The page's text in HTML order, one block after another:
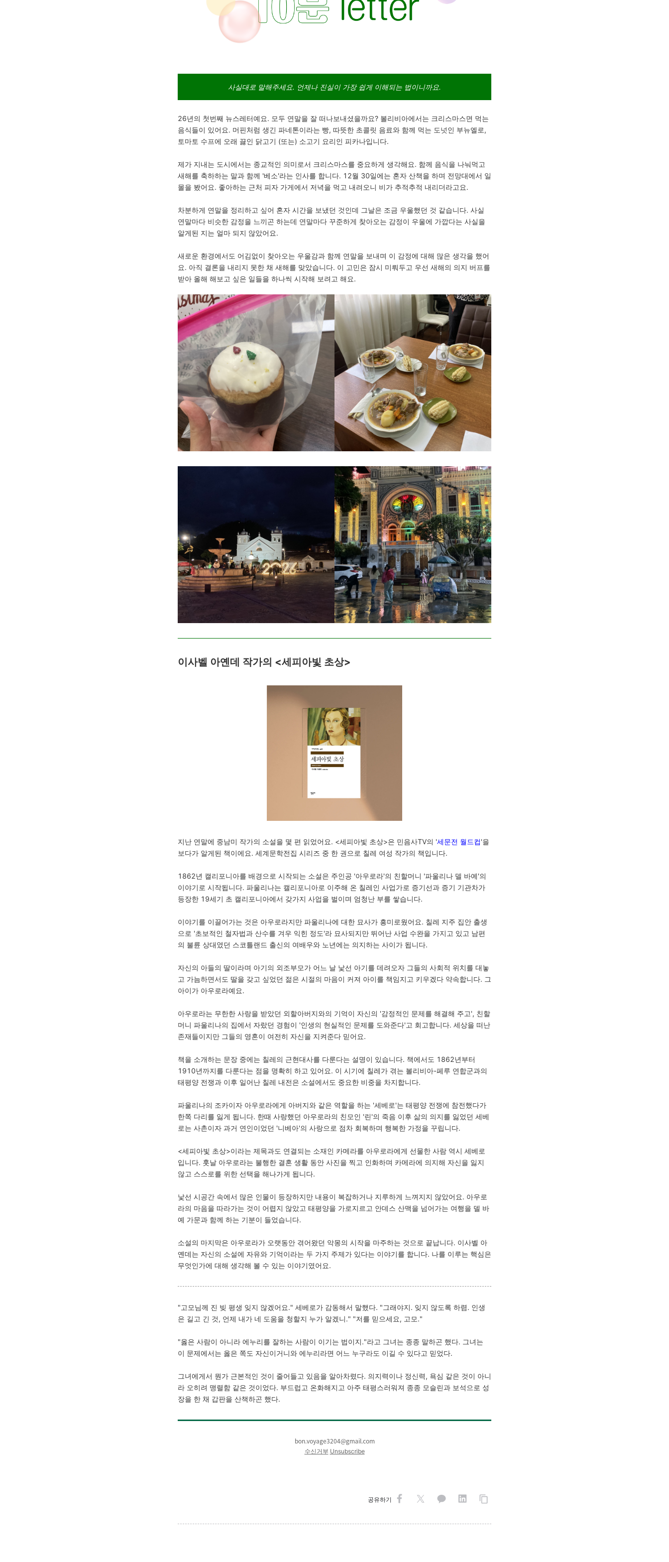
사실대로 말해주세요. 언제나 진실이 가장 쉽게 이해되는 법이니까요.
26년의 첫번째 뉴스레터예요. 모두 연말을 잘 떠나보내셨을까요? 볼리비아에서는 크리스마스면 먹는
음식들이 있어요. 머핀처럼 생긴 파네톤이라는 빵, 따뜻한 초콜릿 음료와 함께 먹는 도넛인 부뉴엘로,
토마토 수프에 오래 끓인 닭고기 (또는) 소고기 요리인 피카나입니다.
제가 지내는 도시에서는 종교적인 의미로서 크리스마스를 중요하게 생각해요. 함께 음식을 나눠먹고
새해를 축하하는 말과 함께 '베소'라는 인사를 합니다. 12월 30일에는 혼자 산책을 하며 전망대에서 일
몰을 봤어요. 좋아하는 근처 피자 가게에서 저녁을 먹고 내려오니 비가 추적추적 내리더라고요.
차분하게 연말을 정리하고 싶어 혼자 시간을 보냈던 것인데 그날은 조금 우울했던 것 같습니다. 사실
연말마다 비슷한 감정을 느끼곤 하는데 연말마다 꾸준하게 찾아오는 감정이 우울에 가깝다는 사실을
알게된 지는 얼마 되지 않았어요.
새로운 환경에서도 어김없이 찾아오는 우울감과 함께 연말을 보내며 이 감정에 대해 많은 생각을 했어
요. 아직 결론을 내리지 못한 채 새해를 맞았습니다. 이 고민은 잠시 미뤄두고 우선 새해의 의지 버프를
받아 올해 해보고 싶은 일들을 하나씩 시작해 보려고 해요.
이사벨 아옌데 작가의 <세피아빛 초상>
지난 연말에 중남미 작가의 소설을 몇 편 읽었어요. <세피아빛 초상>은 민음사TV의 '세문전 월드컵'을
보다가 알게된 책이에요. 세계문학전집 시리즈 중 한 권으로 칠레 여성 작가의 책입니다.
1862년 캘리포니아를 배경으로 시작되는 소설은 주인공 '아우로라'의 친할머니 '파울리나 델 바예'의
이야기로 시작됩니다. 파울리나는 캘리포니아로 이주해 온 칠레인 사업가로 증기선과 증기 기관차가
등장한 19세기 초 캘리포니아에서 갖가지 사업을 벌이며 엄청난 부를 쌓습니다.
이야기를 이끌어가는 것은 아우로라지만 파울리나에 대한 묘사가 흥미로웠어요. 칠레 지주 집안 출생
으로 '초보적인 철자법과 산수를 겨우 익힌 정도'라 묘사되지만 뛰어난 사업 수완을 가지고 있고 남편
의 불륜 상대였던 스코틀랜드 출신의 여배우와 노년에는 의지하는 사이가 됩니다.
자신의 아들의 딸이라며 아기의 외조부모가 어느 날 낯선 아기를 데려오자 그들의 사회적 위치를 대놓
고 가늠하면서도 딸을 갖고 싶었던 젊은 시절의 마음이 커져 아이를 책임지고 키우겠다 약속합니다. 그
아이가 아우로라예요.
아우로라는 무한한 사랑을 받았던 외할아버지와의 기억이 자신의 '감정적인 문제를 해결해 주고', 친할
머니 파울리나의 집에서 자랐던 경험이 '인생의 현실적인 문제를 도와준다'고 회고합니다. 세상을 떠난
존재들이지만 그들의 영혼이 여전히 자신을 지켜준다 믿어요.
책을 소개하는 문장 중에는 칠레의 근현대사를 다룬다는 설명이 있습니다. 책에서도 1862년부터
1910년까지를 다룬다는 점을 명확히 하고 있어요. 이 시기에 칠레가 겪는 볼리비아-페루 연합군과의
태평양 전쟁과 이후 일어난 칠레 내전은 소설에서도 중요한 비중을 차지합니다.
파울리나의 조카이자 아우로라에게 아버지와 같은 역할을 하는 '세베로'는 태평양 전쟁에 참전했다가
한쪽 다리를 잃게 됩니다. 한때 사랑했던 아우로라의 친모인 '린'의 죽음 이후 삶의 의지를 잃었던 세베
로는 사촌이자 과거 연인이었던 '니베아'의 사랑으로 점차 회복하며 행복한 가정을 꾸립니다.
<세피아빛 초상>이라는 제목과도 연결되는 소재인 카메라를 아우로라에게 선물한 사람 역시 세베로
입니다. 훗날 아우로라는 불행한 결혼 생활 동안 사진을 찍고 인화하며 카메라에 의지해 자신을 잃지
않고 스스로를 위한 선택을 해나가게 됩니다.
낯선 시공간 속에서 많은 인물이 등장하지만 내용이 복잡하거나 지루하게 느껴지지 않았어요. 아우로
라의 마음을 따라가는 것이 어렵지 않았고 태평양을 가로지르고 안데스 산맥을 넘어가는 여행을 델 바
예 가문과 함께 하는 기분이 들었습니다.
소설의 마지막은 아우로라가 오랫동안 겪어왔던 악몽의 시작을 마주하는 것으로 끝납니다. 이사벨 아
옌데는 자신의 소설에 자유와 기억이라는 두 가지 주제가 있다는 이야기를 합니다. 나를 이루는 핵심은
무엇인가에 대해 생각해 볼 수 있는 이야기였어요.
"고모님께 진 빚 평생 잊지 않겠어요." 세베로가 감동해서 말했다. "그래야지. 잊지 않도록 하렴. 인생
은 길고 긴 것, 언제 내가 네 도움을 청할지 누가 알겠니." "저를 믿으세요, 고모."
"옳은 사람이 아니라 에누리를 잘하는 사람이 이기는 법이지."라고 그녀는 종종 말하곤 했다. 그녀는
이 문제에서는 옳은 쪽도 자신이거니와 에누리라면 어느 누구라도 이길 수 있다고 믿었다.
그녀에게서 뭔가 근본적인 것이 줄어들고 있음을 알아차렸다. 의지력이나 정신력, 욕심 같은 것이 아니
라 오히려 맹렬함 같은 것이었다. 부드럽고 온화해지고 아주 태평스러워져 종종 모슬린과 보석으로 성
장을 한 채 갑판을 산책하곤 했다.
bon.voyage3204@gmail.com
수신거부 Unsubscribe
공유하기